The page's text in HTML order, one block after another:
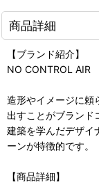
商品詳細
【ブランド紹介】
NO CONTROL AIR
造形やイメージに頼
出すことがブランド
建築を学んだデザイ
ーンが特徴的です。
【商品詳細】